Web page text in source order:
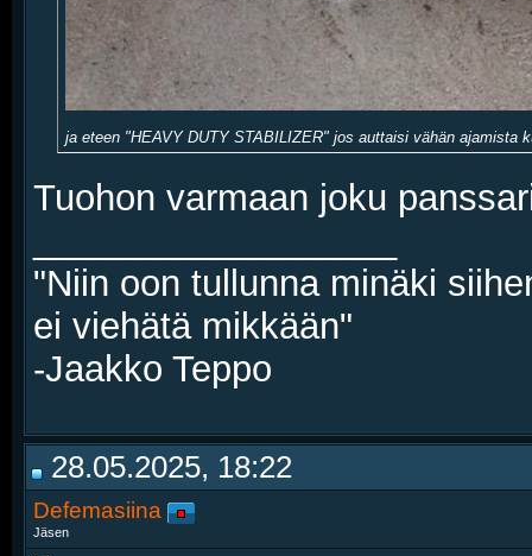
ja eteen "HEAVY DUTY STABILIZER" jos auttaisi vähän ajamista
Tuohon varmaan joku
"Niin oon tullunna minäki
ei viehätä mikkään"
-Jaakko Teppo
28.05.2025, 18:22
Defemasiina
Jäsen